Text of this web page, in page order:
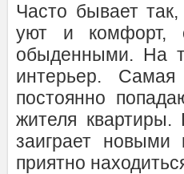
Часто бывает
уют и комфорт,
обыденными. На
интерьер.
постоянно
жителя
заиграет новыми
приятно